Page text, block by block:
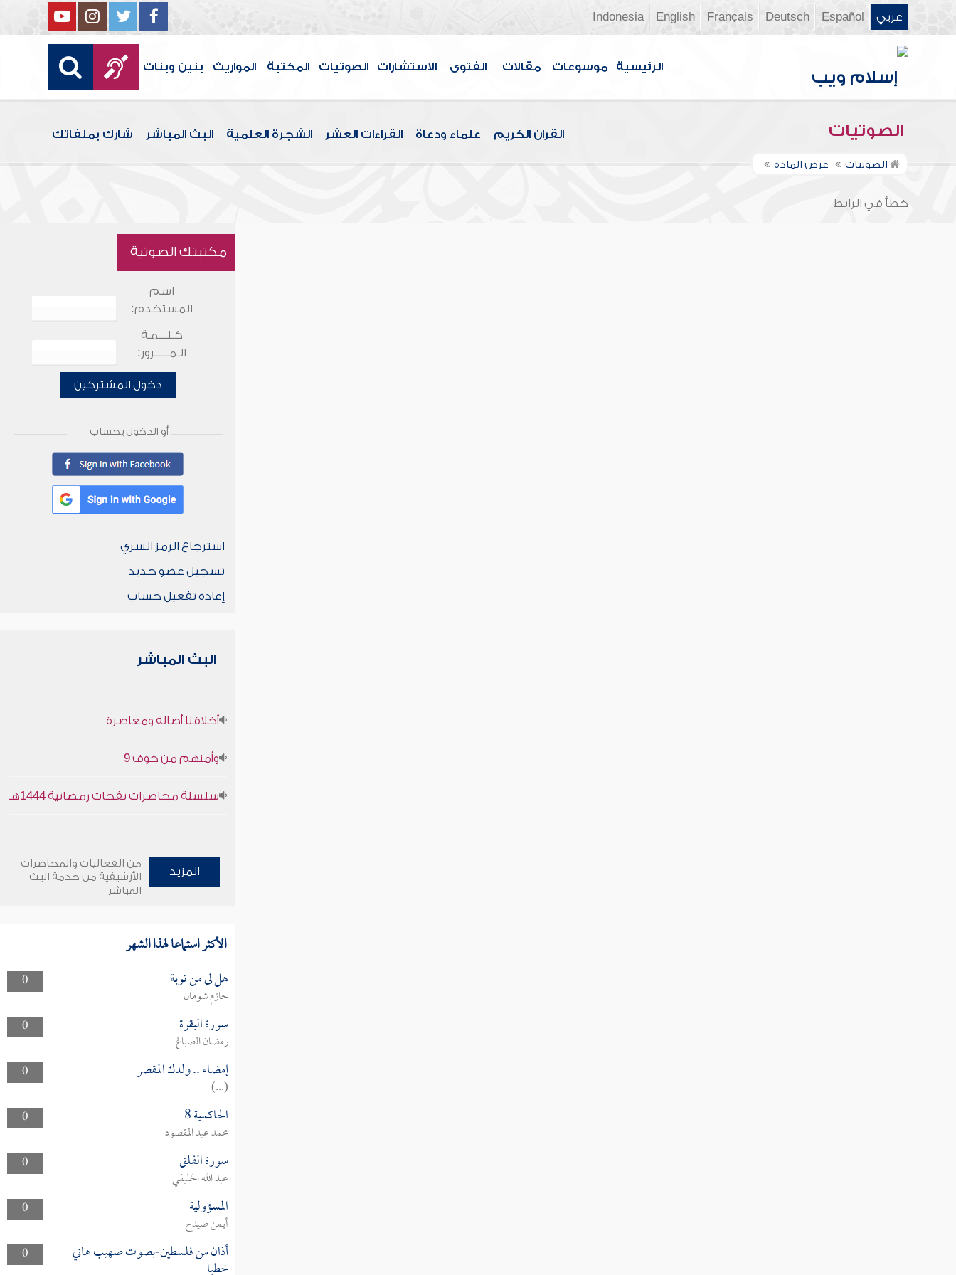
عربي Español
Deutsch
Français
English
Indonesia
الرئيسية موسوعات مقالات الفتوى الاستشارات الصوتيات المكتبة المواريث بنين وبنات
الصوتيات القرآن الكريم علماء ودعاة القراءات العشر الشجرة العلمية البث المباشر شارك بملفاتك
الصوتيات عرض المادة
خطأ في الرابط
مكتبتك الصوتية
اسم
المستخدم:
كـلـــمـة
الـمـــــرور:
دخول المشتركين
أو الدخول بحساب
استرجاع الرمز السري
تسجيل عضو جديد
إعادة تفعيل حساب
البث المباشر
أخلاقنا أصالة ومعاصرة
وأمنهم من خوف 9
سلسلة محاضرات نفحات رمضانية 1444هـ
المزيد
من الفعاليات والمحاضرات
الأرشيفية من خدمة البث
المباشر
الأكثر استماعا لهذا الشهر
0 هل لى من توبة
حازم شومان
0
سورة البقرة
رمضان الصباغ
0
إمضاء .. ولدك المقصر
(...)
0
الحاكمية 8
محمد عبد المقصود
0
سورة الفلق
عبد الله الخليفي
0
المسؤولية
أيمن صيدح
0
أذان من فلسطين-بصوت صهيب هاني